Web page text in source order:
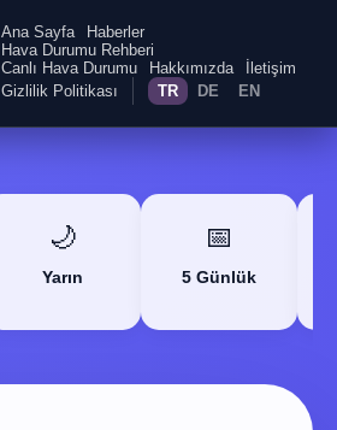
Ana Sayfa
Haberler
Hava Durumu Rehberi
Canlı Hava Durumu
Hakkımızda
İletişim
Gizlilik Politikası
TR DE EN
🌙
Yarın
📅
5 Günlük